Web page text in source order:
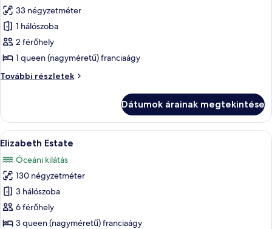
további
részletei
összes
képének
megtekintése:
Signature
Suite,
Caldera
&
View
33 négyzetméter
1 hálószoba
2 férőhely
1 queen (nagyméretű) franciaágy
További részletek
Signature
Tub,
Caldera
&
View
további
részletei
Dátumok árainak megtekintése
A
következő
szoba
összes
képének
megtekintése:
Elizabeth
Egy modern, letisztult építészeti
7
Elizabeth Estate
Óceáni kilátás
130 négyzetméter
3 hálószoba
6 férőhely
3 queen (nagyméretű) franciaágy